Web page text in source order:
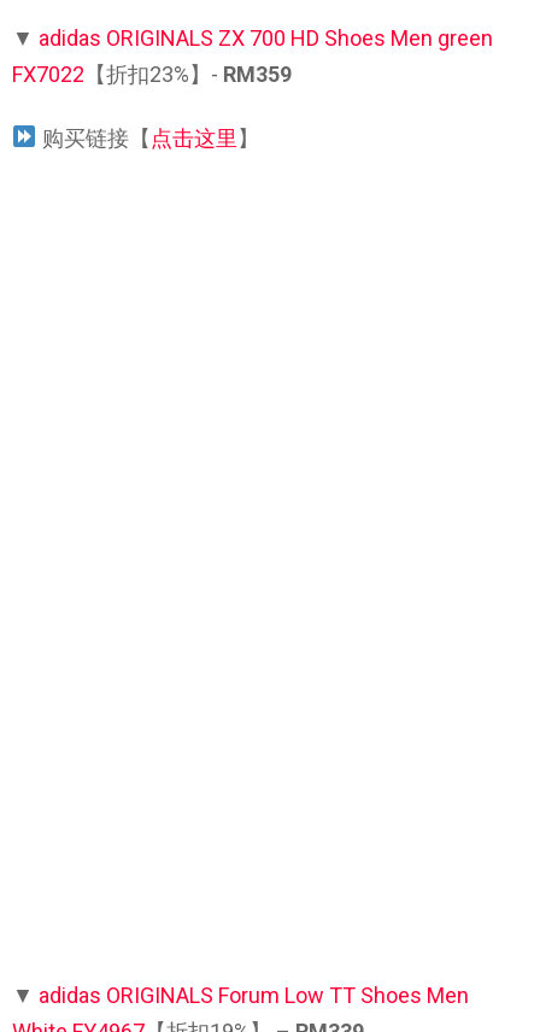
▼ adidas ORIGINALS ZX 700 HD Shoes Men green
FX7022 【折扣23%】- RM359
购买链接【 点击这里 】
▼ adidas ORIGINALS Forum Low TT Shoes Men